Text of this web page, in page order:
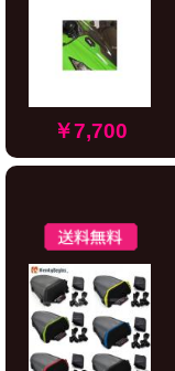
￥7,700